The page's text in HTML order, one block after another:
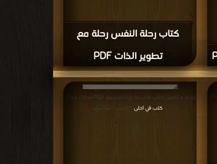
كتاب رحلة النفس رحلة مع
تطوير الذات PDF
قراءة و تحميل كتاب كتاب ما وراء الصدمة PDF مجانا | مكتبة
> كتب في احلى | التحميل : مرة/مرات